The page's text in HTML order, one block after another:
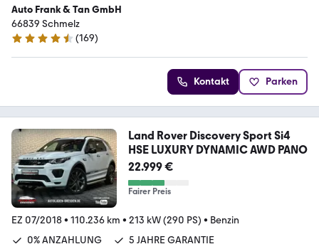
Auto Frank & Tan GmbH
66839 Schmelz
4.6 Sterne
(169)
Kontakt Parken
Land Rover Discovery Sport Si4
HSE LUXURY DYNAMIC AWD PANO
22.999 €
Fairer Preis
EZ 07/2018• 110.236 km • 213 kW (290 PS) • Benzin
0% ANZAHLUNG
5 JAHRE GARANTIE